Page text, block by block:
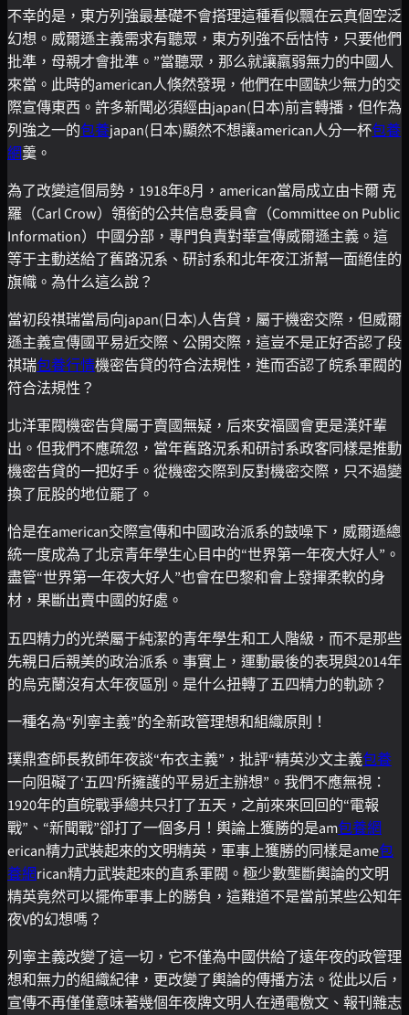
不幸的是，東方列強最基礎不會搭理這種看似飄在云真個空泛
幻想。威爾遜主義需求有聽眾，東方列強不岳怙恃，只要他們
批準，母親才會批準。”當聽眾，那么就讓羸弱無力的中國人
來當。此時的american人倏然發現，他們在中國缺少無力的交
際宣傳東西。許多新聞必須經由japan(日本)前言轉播，但作為
列強之一的包養japan(日本)顯然不想讓american人分一杯包養
網羹。
為了改變這個局勢，1918年8月，american當局成立由卡爾 克
羅（Carl Crow）領銜的公共信息委員會（Committee on Public
Information）中國分部，專門負責對華宣傳威爾遜主義。這
等于主動送給了舊路況系、研討系和北年夜江浙幫一面絕佳的
旗幟。為什么這么說？
當初段祺瑞當局向japan(日本)人告貸，屬于機密交際，但威爾
遜主義宣傳國平易近交際、公開交際，這豈不是正好否認了段
祺瑞包養行情機密告貸的符合法規性，進而否認了皖系軍閥的
符合法規性？
北洋軍閥機密告貸屬于賣國無疑，后來安福國會更是漢奸輩
出。但我們不應疏忽，當年舊路況系和研討系政客同樣是推動
機密告貸的一把好手。從機密交際到反對機密交際，只不過變
換了屁股的地位罷了。
恰是在american交際宣傳和中國政治派系的鼓噪下，威爾遜總
統一度成為了北京青年學生心目中的“世界第一年夜大好人”。
盡管“世界第一年夜大好人”也會在巴黎和會上發揮柔軟的身
材，果斷出賣中國的好處。
五四精力的光榮屬于純潔的青年學生和工人階級，而不是那些
先親日后親美的政治派系。事實上，運動最後的表現與2014年
的烏克蘭沒有太年夜區別。是什么扭轉了五四精力的軌跡？
一種名為“列寧主義”的全新政管理想和組織原則！
璞鼎查師長教師年夜談“布衣主義”，批評“精英沙文主義包養
一向阻礙了‘五四’所擁護的平易近主辦想”。我們不應無視：
1920年的直皖戰爭總共只打了五天，之前來來回回的“電報
戰”、“新聞戰”卻打了一個多月！輿論上獲勝的是am包養網
erican精力武裝起來的文明精英，軍事上獲勝的同樣是ame包
養網rican精力武裝起來的直系軍閥。極少數壟斷輿論的文明
精英竟然可以擺佈軍事上的勝負，這難道不是當前某些公知年
夜V的幻想嗎？
列寧主義改變了這一切，它不僅為中國供給了遠年夜的政管理
想和無力的組織紀律，更改變了輿論的傳播方法。從此以后，
宣傳不再僅僅意味著幾個年夜牌文明人在通電檄文、報刊雜志